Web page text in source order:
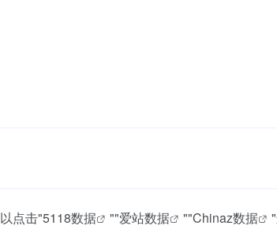
点击"5118数据 ""爱站数据 ""Chinaz数据